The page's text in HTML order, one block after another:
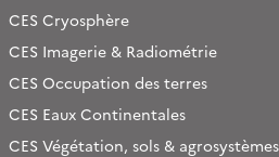
CES Cryosphère
CES Imagerie & Radiométrie
CES Occupation des terres
CES Eaux Continentales
CES Végétation, sols & agrosystèmes